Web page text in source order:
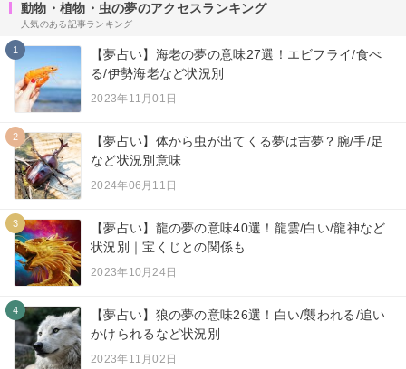
動物・植物・虫の夢のアクセスランキング
人気のある記事ランキング
1
【夢占い】海老の夢の意味27選！エビフライ/食べ
る/伊勢海老など状況別
2023年11月01日
2
【夢占い】体から虫が出てくる夢は吉夢？腕/手/足
など状況別意味
2024年06月11日
3
【夢占い】龍の夢の意味40選！龍雲/白い/龍神など
状況別｜宝くじとの関係も
2023年10月24日
4
【夢占い】狼の夢の意味26選！白い/襲われる/追い
かけられるなど状況別
2023年11月02日